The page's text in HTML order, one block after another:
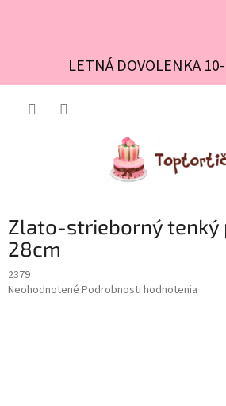
LETNÁ DOVOLENKA
Zlato-strieborný tenký
28cm
2379
Priemerné
Neohodnotené Podrobnosti hodnotenia